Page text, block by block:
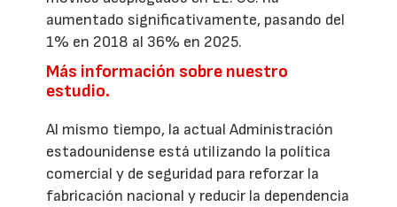
aumentado significativamente, pasando del
1% en 2018 al 36% en 2025.
Más información sobre nuestro
estudio.
Al mismo tiempo, la actual Administración
estadounidense está utilizando la política
comercial y de seguridad para reforzar la
fabricación nacional y reducir la dependencia